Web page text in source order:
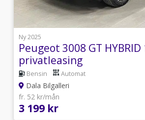
1
Ny 2025
Peugeot 3008 GT HYBRID
privatleasing
Bensin Automat
Dala Bilgalleri
fr. 52 kr/mån
3 199 kr